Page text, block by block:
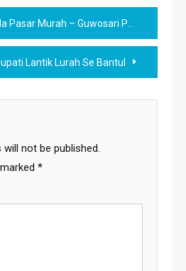
Murah – Guwosari Pajangan Bantul
Lantik Lurah Se Bantul
not be published.
*